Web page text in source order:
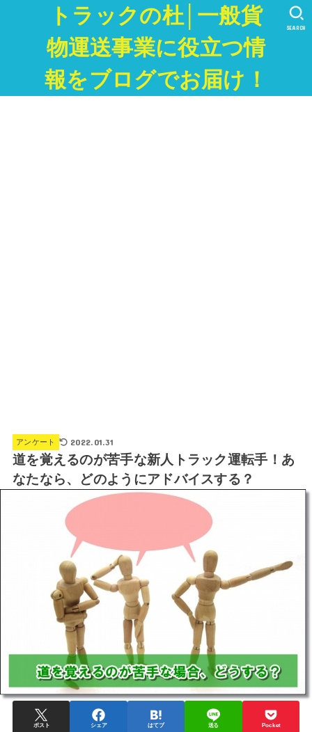
トラックの杜│一般貨
物運送事業に役立つ情
報をブログでお届け！
SEARCH
アンケート 2022.01.31
道を覚えるのが苦手な新人トラック運転手！あ
なたなら、どのようにアドバイスする？
ポスト シェア はてブ 送る Pocket